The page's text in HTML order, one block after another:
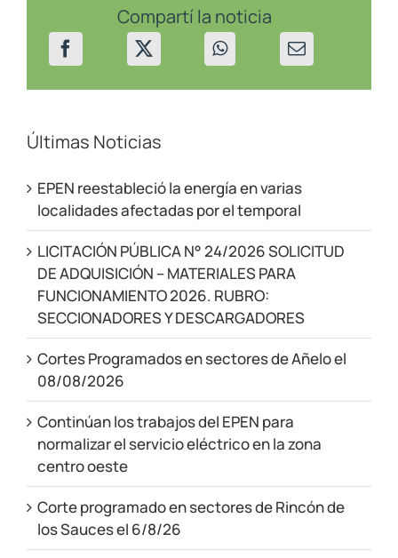
de
Senillosa
Compartí la noticia
Últimas Noticias
EPEN reestableció la energía en varias
localidades afectadas por el temporal
LICITACIÓN PÚBLICA N° 24/2026 SOLICITUD
DE ADQUISICIÓN – MATERIALES PARA
FUNCIONAMIENTO 2026. RUBRO:
SECCIONADORES Y DESCARGADORES
Cortes Programados en sectores de Añelo el
08/08/2026
Continúan los trabajos del EPEN para
normalizar el servicio eléctrico en la zona
centro oeste
Corte programado en sectores de Rincón de
los Sauces el 6/8/26